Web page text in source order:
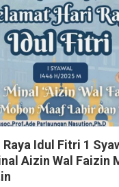
Idul Fitri 1
Aizin Wal Faizin